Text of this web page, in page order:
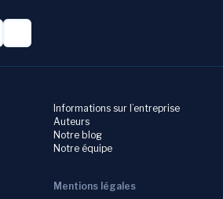
Informations sur l’entreprise
Auteurs
Notre blog
Notre équipe
Mentions légales